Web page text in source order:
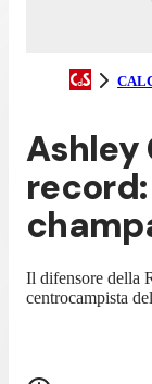
Ashley
Il difensore della
centrocampista